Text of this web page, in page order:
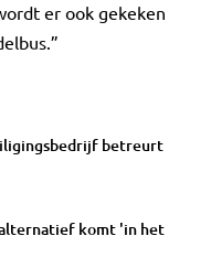
er ook gekeken
betreurt
komt 'in het